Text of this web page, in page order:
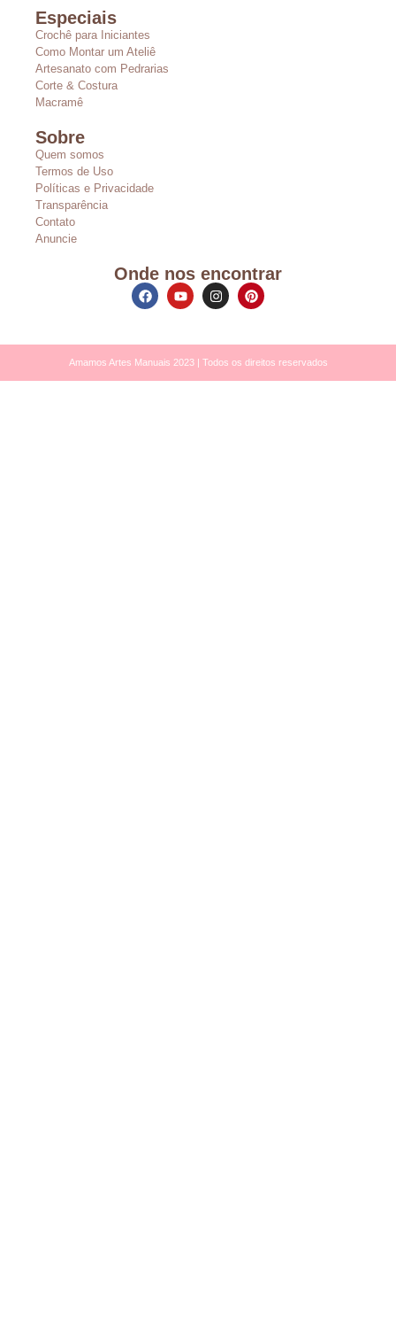
Especiais
Crochê para Iniciantes
Como Montar um Ateliê
Artesanato com Pedrarias
Corte & Costura
Macramê
Sobre
Quem somos
Termos de Uso
Políticas e Privacidade
Transparência
Contato
Anuncie
Onde nos encontrar
Amamos Artes Manuais 2023 | Todos os direitos reservados